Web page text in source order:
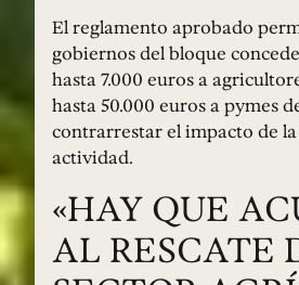
El reglamento aprobado
gobiernos del bloque
hasta 7.000 euros a
hasta 50.000 euros a pymes
contrarrestar el impacto de la
actividad.
«HAY QUE
AL RESCATE